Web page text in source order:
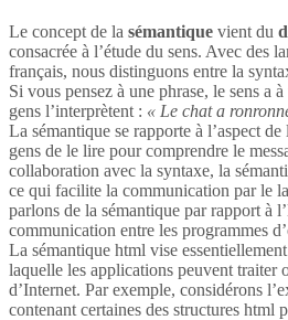
Le concept de la sémantique vient du
consacrée à l’étude du sens. Avec des
français, nous distinguons entre la
Si vous pensez à une phrase, le sens a
gens l’interprètent : « Le chat a
La sémantique se rapporte à l’aspect
gens de le lire pour comprendre le
collaboration avec la syntaxe, la
ce qui facilite la communication par le
parlons de la sémantique par rapport à
communication entre les programmes
La sémantique html vise
laquelle les applications peuvent traiter
d’Internet. Par exemple, considérons
contenant certaines des structures html